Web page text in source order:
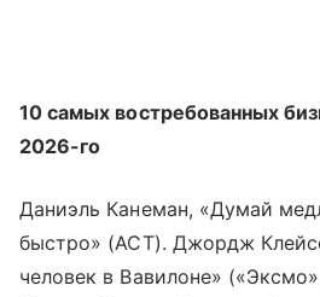
10 самых востребованных
2026-го
Даниэль Канеман, «Думай
быстро» (АСТ). Джордж
человек в Вавилоне»